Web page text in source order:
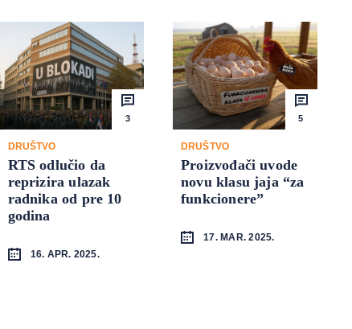
3
DRUŠTVO
RTS odlučio da
reprizira ulazak
radnika od pre 10
godina
16. APR. 2025.
5
DRUŠTVO
Proizvođači uvode
novu klasu jaja “za
funkcionere”
17. MAR. 2025.